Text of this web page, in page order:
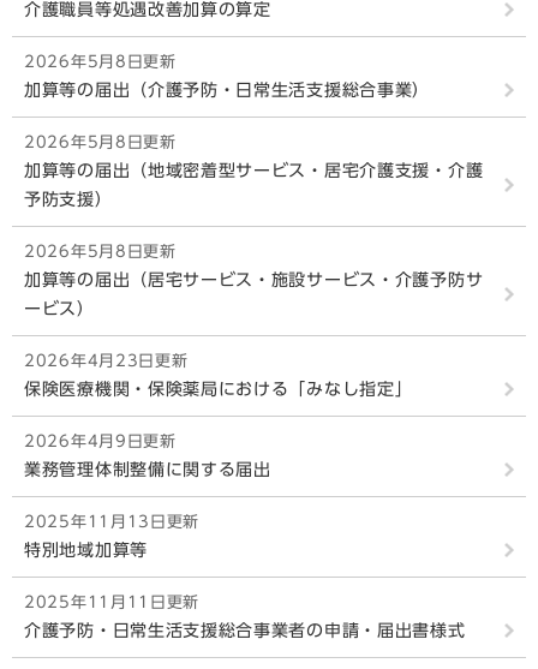
介護職員等処遇改善加算の算定
2026年5月8日更新
加算等の届出（介護予防・日常生活支援総合事業）
2026年5月8日更新
加算等の届出（地域密着型サービス・居宅介護支援・介護
予防支援）
2026年5月8日更新
加算等の届出（居宅サービス・施設サービス・介護予防サ
ービス）
2026年4月23日更新
保険医療機関・保険薬局における「みなし指定」
2026年4月9日更新
業務管理体制整備に関する届出
2025年11月13日更新
特別地域加算等
2025年11月11日更新
介護予防・日常生活支援総合事業者の申請・届出書様式